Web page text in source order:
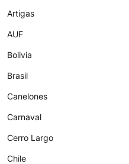
Artigas
AUF
Bolivia
Brasil
Canelones
Carnaval
Cerro Largo
Chile